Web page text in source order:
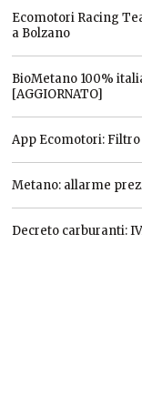
Ecomotori Racing
a Bolzano
BioMetano 100%
[AGGIORNATO]
App Ecomotori: Filtro
Metano: allarme
Decreto carburanti: